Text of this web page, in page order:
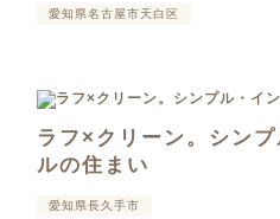
愛知県名古屋市天白区
ラフ×クリーン。シン
ルの住まい
愛知県長久手市